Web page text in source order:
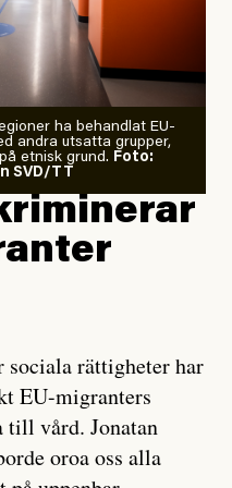
den
efter att ha
bedömer
Niño-händelsen ska
havsvattnet i delar av
Det påverkar vädret
under
den här El Niñon
menar nu Zeke
ha behandlat EU-
andra utsatta grupper,
etnisk grund. Foto:
SVD/TT
rättigheter har
EU-migranters
till vård. Jonatan
oroa oss alla